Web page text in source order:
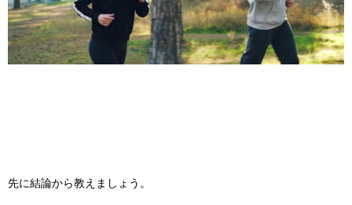
先に結論から教えましょう。